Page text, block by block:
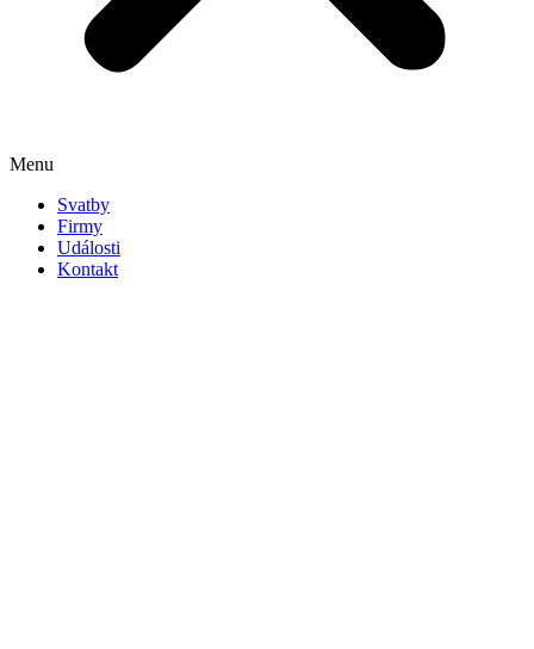
Menu
Svatby
Firmy
Události
Kontakt